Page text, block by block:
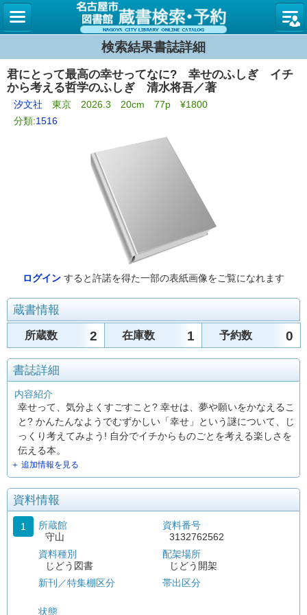
名古屋
検索結果書誌詳細
君にとって最高の幸せってなに? 幸せのふしぎ イチ
から考える哲学のふしぎ 清水将吾／著
汐文社 東京 2026.3 20cm 77p ¥1800
分類:1516
ログイン すると許諾を得た一部の表紙画像をご覧になれます
蔵書情報
所蔵数 2 在庫数 1 予約数 0
書誌詳細
内容紹介
幸せって、気分よくすごすこと? 幸せは、夢や願いをかなえるこ
と? かんたんなようでむずかしい「幸せ」という謎について、じ
っくり考えてみよう! 自分でイチからものごとを考える楽しさを
伝える本。
＋ 追加情報を見る
資料情報
1
所蔵館
守山
資料種別
じどう図書
新刊／特集棚区分
状態
資料番号
3132762562
配架場所
じどう開架
帯出区分